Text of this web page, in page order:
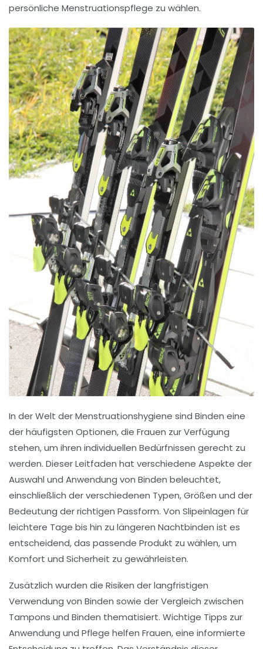
persönliche Menstruationspflege zu wählen.
In der Welt der Menstruationshygiene sind Binden eine
der häufigsten Optionen, die Frauen zur Verfügung
stehen, um ihren individuellen Bedürfnissen gerecht zu
werden. Dieser Leitfaden hat verschiedene Aspekte der
Auswahl und Anwendung von Binden beleuchtet,
einschließlich der verschiedenen Typen, Größen und der
Bedeutung der richtigen Passform. Von Slipeinlagen für
leichtere Tage bis hin zu längeren Nachtbinden ist es
entscheidend, das passende Produkt zu wählen, um
Komfort und Sicherheit zu gewährleisten.
Zusätzlich wurden die Risiken der langfristigen
Verwendung von Binden sowie der Vergleich zwischen
Tampons und Binden thematisiert. Wichtige Tipps zur
Anwendung und Pflege helfen Frauen, eine informierte